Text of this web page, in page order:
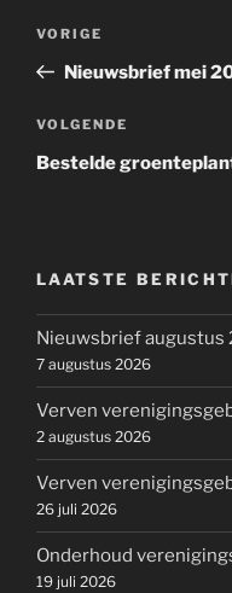
Vorig
bericht
VORIGE
Nieuwsbrief mei
Volgend
bericht
VOLGENDE
Bestelde
LAATSTE
Nieuwsbrief augustus
7 augustus 2026
Verven
2 augustus 2026
Verven
26 juli 2026
Onderhoud
19 juli 2026